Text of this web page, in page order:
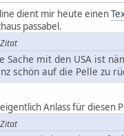
dient mir heute einen
passabel.
Zitat
Sache mit den USA ist
schön auf die Pelle zu
Anlass für diesen
Zitat